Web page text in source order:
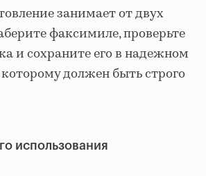
занимает от двух
факсимиле, проверьте
и сохраните его в надежном
должен быть строго
использования